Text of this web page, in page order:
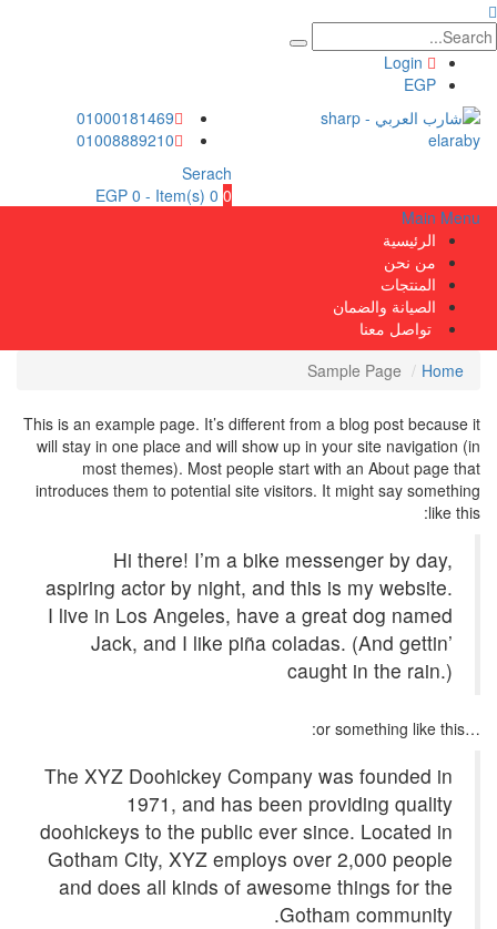
EGP
01000181469
01008889210
Serach
0
0 Item(s) -
EGP 0
Main Menu
الرئيسية
من نحن
المنتجات
الصيانة والضمان
تواصل معنا
Home
Sample Page
This is an example page. It’s different from a blog post because it
will stay in one place and will show up in your site navigation (in
most themes). Most people start with an About page that
introduces them to potential site visitors. It might say something
like this:
Hi there! I’m a bike messenger by day,
aspiring actor by night, and this is my website.
I live in Los Angeles, have a great dog named
Jack, and I like piña coladas. (And gettin’
caught in the rain.)
…or something like this:
The XYZ Doohickey Company was founded in
1971, and has been providing quality
doohickeys to the public ever since. Located in
Gotham City, XYZ employs over 2,000 people
and does all kinds of awesome things for the
Gotham community.